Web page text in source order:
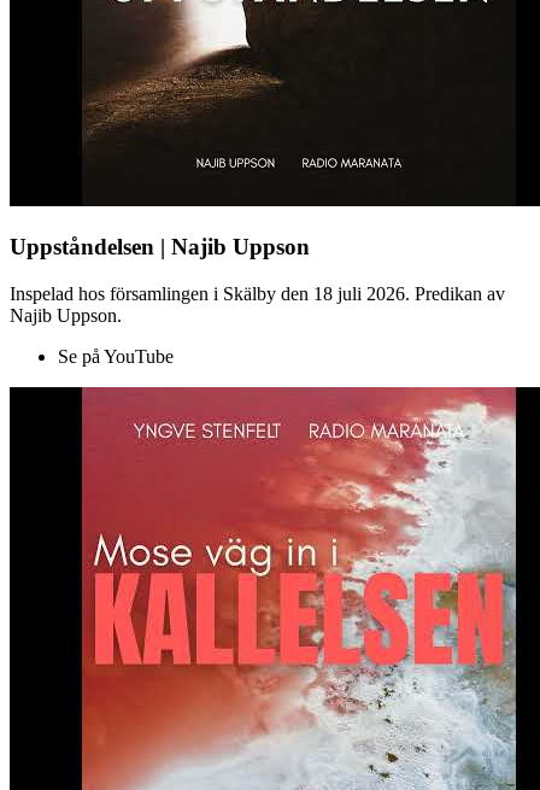
Uppståndelsen | Najib Uppson
Inspelad hos församlingen i Skälby den 18 juli 2026. Predikan av
Najib Uppson.
Se på YouTube